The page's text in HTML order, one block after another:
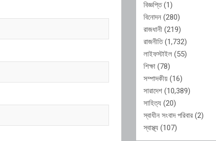
বিজ্ঞপ্তি(1)
বিনোদন (280)
রাজধানী (219)
রাজনীতি(1,732)
লাইফস্টাইল (55)
শিক্ষা (78)
সম্পাদকীয় (16)
সারাদেশ (10,389)
সাহিত্য (20)
স্বাধীন সংবাদ পরিবার (2)
স্বাস্থ্য (107)